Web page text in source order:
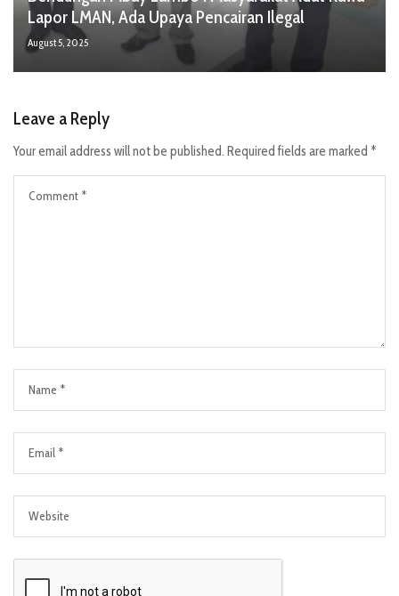
Lapor LMAN, Ada Upaya Pencairan Ilegal
August 5, 2025
Leave a Reply
Your email address will not be published. Required fields are marked *